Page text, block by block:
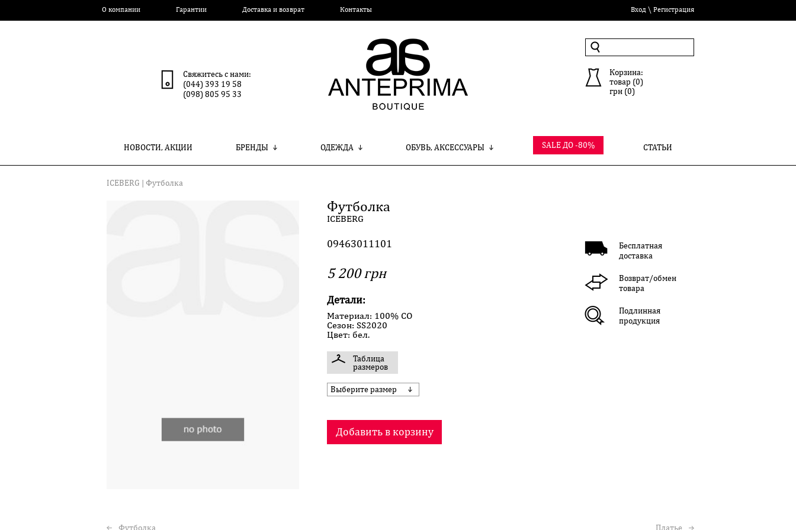
О компании Гарантии Доставка и возврат Контакты Вход \ Регистрация
Свяжитесь с нами:
(044) 393 19 58
(098) 805 95 33
Корзина:
товар (0)
грн (0)
НОВОСТИ, АКЦИИ БРЕНДЫ ОДЕЖДА ОБУВЬ, АКСЕССУАРЫ SALE ДО -80% СТАТЬИ
ICEBERG | Футболка
Футболка
ICEBERG
09463011101
5 200 грн
Детали:
Материал: 100% CO
Сезон: SS2020
Цвет: бел.
Таблица
размеров
Выберите размер
Добавить в корзину
Бесплатная
доставка
Возврат/обмен
товара
Подлинная
продукция
Футболка Платье